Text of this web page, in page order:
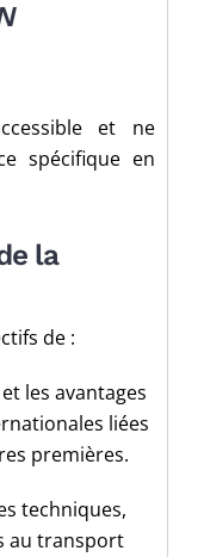
et ne
spécifique en
la
de :
les avantages
liées
premières.
techniques,
au transport